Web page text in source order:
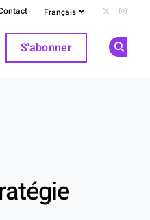
Follow
S'abonner